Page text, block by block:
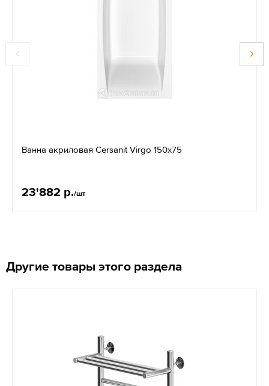
Ванна акриловая Cersanit Virgo 150x75
23'882 р./шт
Другие товары этого раздела